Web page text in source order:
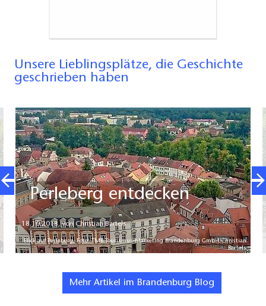
Unsere Lieblingsplätze, die Geschichte
geschrieben haben
Perleberg entdecken
18.10.2018,von Christian Bartels
Blick auf Perleberg, Foto: TMB Tourismus-Marketing Brandenburg GmbH/Christian
Bartels
Mehr Artikel im Brandenburg Blog